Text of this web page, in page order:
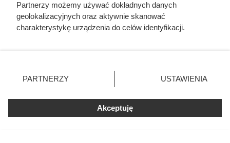
Jedna z najlepszych kaw premium
w promocji. Błyskawicznie znika z
Lavazza Qualità Oro w atrakcyjnej promocji w Dino.
Sprawdź, dlaczego warto skorzystać z oferty i do kiedy jest
ważna.
Partnerzy możemy używać dokładnych danych
geolokalizacyjnych oraz aktywnie skanować
charakterystykę urządzenia do celów identyfikacji.
zmienić/wycofać klikając przycisk ustawień prywatności
znajdujący się w lewym dolnym rogu strony
rodzaje przetwarzania danych nie wymagają zgody
użytkownika, ale masz prawo sprzeciwić się takiemu
przetwarzaniu. Preferencje będą miały zastosowania tylko
PARTNERZY USTAWIENIA
Akceptuję